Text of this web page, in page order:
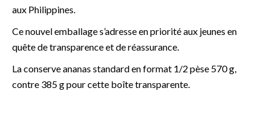
aux Philippines.
Ce nouvel emballage s’adresse en priorité aux jeunes en
quête de transparence et de réassurance.
La conserve ananas standard en format 1/2 pèse 570 g,
contre 385 g pour cette boîte transparente.